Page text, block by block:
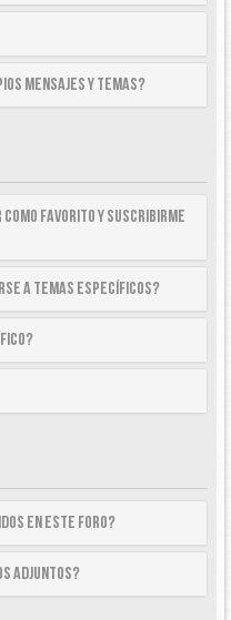
mensajes y temas?
Favorito y suscribirme
a temas específicos?
en este foro?
adjuntos?